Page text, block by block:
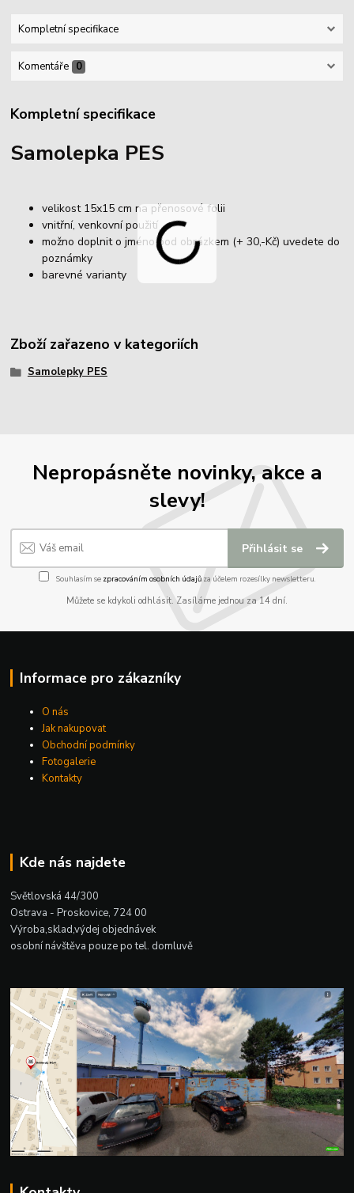
Kompletní specifikace
Komentáře 0
Kompletní specifikace
Samolepka PES
velikost 15x15 cm na přenosové folii
vnitřní, venkovní použití
možno doplnit o jméno pod obrázkem (+ 30,-Kč) uvedete do
poznámky
barevné varianty
Zboží zařazeno v kategoriích
Samolepky PES
Nepropásněte novinky, akce a
slevy!
Přihlásit se
Souhlasím se zpracováním osobních údajůza účelem rozesílky newsletteru.
Můžete se kdykoli odhlásit. Zasíláme jednou za 14 dní.
Informace pro zákazníky
O nás
Jak nakupovat
Obchodní podmínky
Fotogalerie
Kontakty
Kde nás najdete
Světlovská 44/300
Ostrava - Proskovice, 724 00
Výroba,sklad,výdej objednávek
osobní návštěva pouze po tel. domluvě